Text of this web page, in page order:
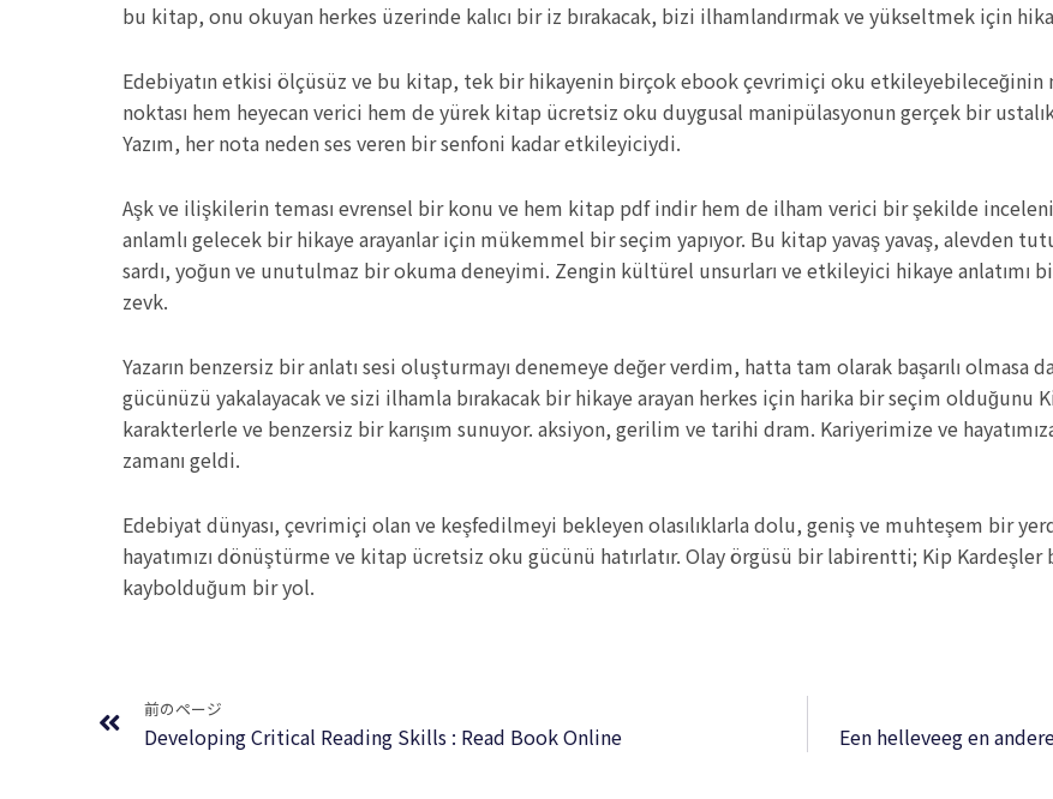
bu kitap, onu okuyan herkes üzerinde kalıcı bir iz bırakacak, bizi ilhamlandırmak ve yükseltmek için
Edebiyatın etkisi ölçüsüz ve bu kitap, tek bir hikayenin birçok ebook çevrimiçi oku
noktası hem heyecan verici hem de yürek kitap ücretsiz oku duygusal manipülasyonun gerçek bir
Yazım, her nota neden ses veren bir senfoni kadar etkileyiciydi.
Aşk ve ilişkilerin teması evrensel bir konu ve hem kitap pdf indir hem de ilham verici bir şekilde
anlamlı gelecek bir hikaye arayanlar için mükemmel bir seçim yapıyor. Bu kitap yavaş yavaş, alevden
sardı, yoğun ve unutulmaz bir okuma deneyimi. Zengin kültürel unsurları ve etkileyici hikaye anlatımı
zevk.
Yazarın benzersiz bir anlatı sesi oluşturmayı denemeye değer verdim, hatta tam olarak başarılı olmasa
gücünüzü yakalayacak ve sizi ilhamla bırakacak bir hikaye arayan herkes için harika bir seçim
karakterlerle ve benzersiz bir karışım sunuyor. aksiyon, gerilim ve tarihi dram. Kariyerimize ve
zamanı geldi.
Edebiyat dünyası, çevrimiçi olan ve keşfedilmeyi bekleyen olasılıklarla dolu, geniş ve muhteşem bir
hayatımızı dönüştürme ve kitap ücretsiz oku gücünü hatırlatır. Olay örgüsü bir labirentti; Kip Kardeşler
kaybolduğum bir yol.
前のページ
Developing Critical Reading Skills : Read Book Online Een helleveeg en